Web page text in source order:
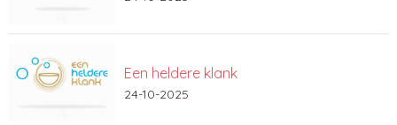
Een heldere klank
24-10-2025